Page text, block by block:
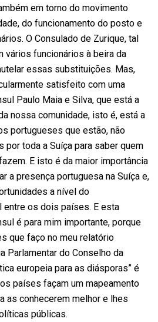
em torno do movimento
do funcionamento do posto e
O Consulado de Zurique, tal
vários funcionários à beira da
essas substituições. Mas,
satisfeito com uma
Paulo Maia e Silva, que está a
nossa comunidade, isto é, está a
portugueses que estão, não
por toda a Suíça para saber quem
E isto é da maior importância
a presença portuguesa na Suíça e,
a nível do
entre os dois países. E esta
é para mim importante, porque
que faço no meu relatório
Parlamentar do Conselho da
europeia para as diásporas” é
países façam um mapeamento
as conhecerem melhor e lhes
públicas.